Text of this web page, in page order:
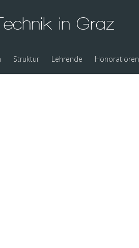
in Graz
Struktur Lehrende Honoratioren